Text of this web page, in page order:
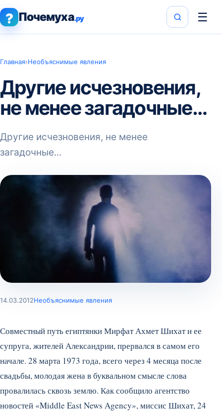
? Почемуха.ру ☰
Главная›Необъяснимые явления
Другие исчезновения,
не менее загадочные…
Другие исчезновения, не менее
загадочные...
14.03.2012Необъяснимые явления
Совместный путь египтянки Мирфат Ахмет Шихат и ее
супруга, жителей Александрии, прервался в самом его
начале. 28 марта 1973 года, всего через 4 месяца после
свадьбы, молодая жена в буквальном смысле слова
провалилась сквозь землю. Как сообщило агентство
новостей «Middle East News Agency», миссис Шихат, 24